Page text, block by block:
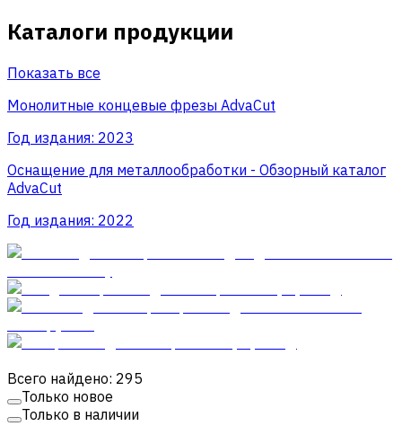
Каталоги продукции
Показать все
Монолитные концевые фрезы AdvaСut
Год издания: 2023
Оснащение для металлообработки - Обзорный каталог
AdvaCut
Год издания: 2022
Всего найдено: 295
Только новое
Только в наличии